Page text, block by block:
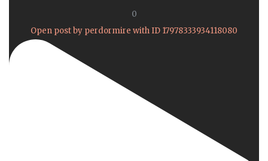
0
Open post by perdormire with ID 17978333934118080